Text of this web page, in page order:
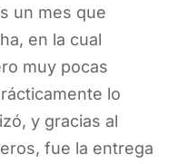
un mes que
en la cual
muy pocas
lo
y gracias al
fue la entrega